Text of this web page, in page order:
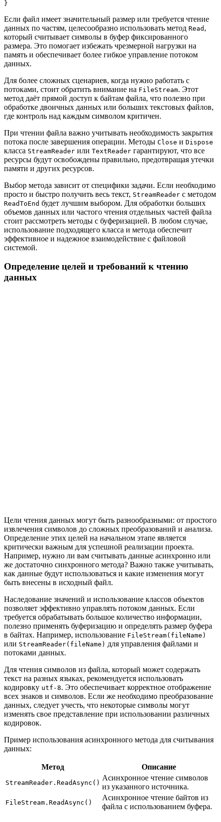
Если файл имеет значительный размер или требуется чтение
данных по частям, целесообразно использовать метод Read ,
который считывает символы в буфер фиксированного
размера. Это помогает избежать чрезмерной нагрузки на
память и обеспечивает более гибкое управление потоком
данных.
Для более сложных сценариев, когда нужно работать с
потоками, стоит обратить внимание на FileStream. Этот
метод даёт прямой доступ к байтам файла, что полезно при
обработке двоичных данных или больших текстовых файлов,
где контроль над каждым символом критичен.
При чтении файла важно учитывать необходимость закрытия
потока после завершения операции. Методы Close и Dispose
класса StreamReader или TextReader гарантируют, что все
ресурсы будут освобождены правильно, предотвращая утечки
памяти и других ресурсов.
Выбор метода зависит от специфики задачи. Если необходимо
просто и быстро получить весь текст, StreamReader с методом
ReadToEnd будет лучшим выбором. Для обработки больших
объемов данных или частого чтения отдельных частей файла
стоит рассмотреть методы с буферизацией. В любом случае,
использование подходящего класса и метода обеспечит
эффективное и надежное взаимодействие с файловой
системой.
Определение целей и требований к чтению
данных
Цели чтения данных могут быть разнообразными: от простого
извлечения символов до сложных преобразований и анализа.
Определение этих целей на начальном этапе является
критически важным для успешной реализации проекта.
Например, нужно ли вам считывать данные асинхронно или
же достаточно синхронного метода? Важно также учитывать,
как данные будут использоваться и какие изменения могут
быть внесены в исходный файл.
Наследование значений и использование классов объектов
позволяет эффективно управлять потоком данных. Если
требуется обрабатывать большое количество информации,
полезно применять буферизацию и определять размер буфера
в байтах. Например, использование FileStream(fileName)
или StreamReader(fileName) для управления файлами и
потоками данных.
Для чтения символов из файла, который может содержать
текст на разных языках, рекомендуется использовать
кодировку utf-8. Это обеспечивает корректное отображение
всех знаков и символов. Если же необходимо преобразование
данных, следует учесть, что некоторые символы могут
изменять свое представление при использовании различных
кодировок.
Пример использования асинхронного метода для считывания
данных:
Метод Описание
StreamReader.ReadAsync()
Асинхронное чтение символов
из указанного источника.
FileStream.ReadAsync()
Асинхронное чтение байтов из
файла с использованием буфера.